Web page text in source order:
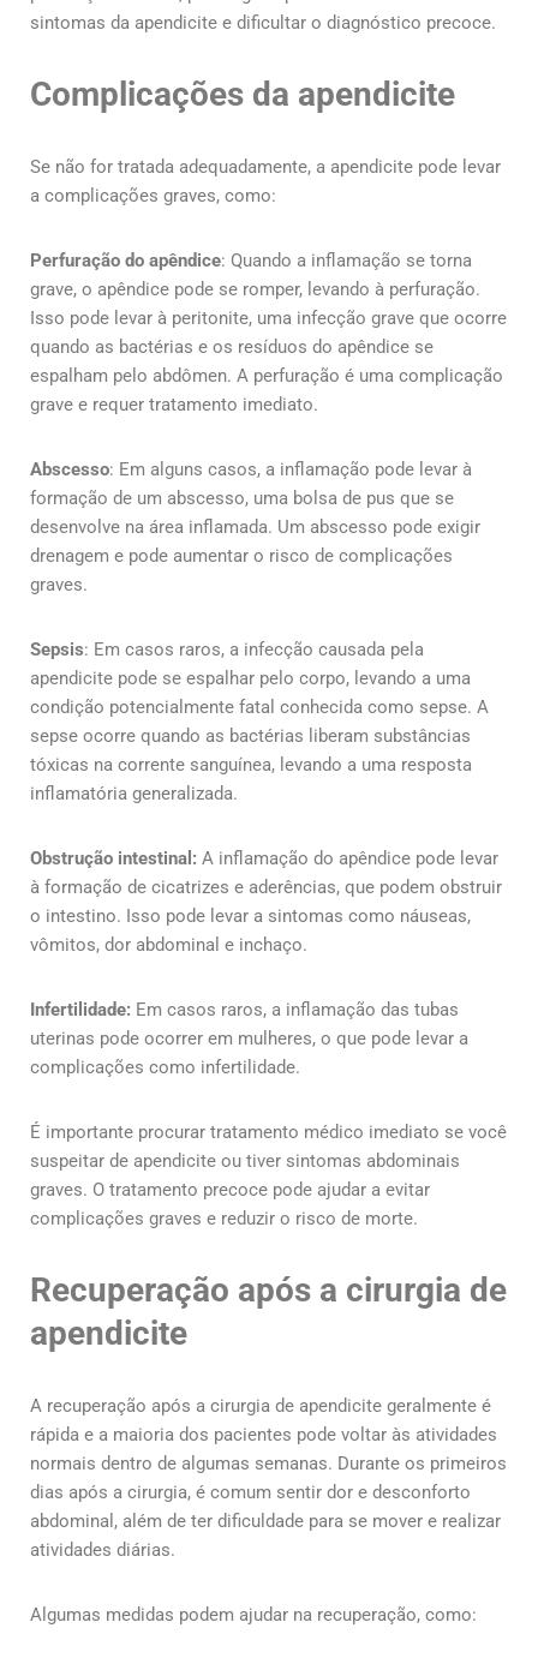
sintomas da apendicite e dificultar o diagnóstico precoce.
Complicações da apendicite
Se não for tratada adequadamente, a apendicite pode levar
a complicações graves, como:
Perfuração do apêndice: Quando a inflamação se torna
grave, o apêndice pode se romper, levando à perfuração.
Isso pode levar à peritonite, uma infecção grave que ocorre
quando as bactérias e os resíduos do apêndice se
espalham pelo abdômen. A perfuração é uma complicação
grave e requer tratamento imediato.
Abscesso: Em alguns casos, a inflamação pode levar à
formação de um abscesso, uma bolsa de pus que se
desenvolve na área inflamada. Um abscesso pode exigir
drenagem e pode aumentar o risco de complicações
graves.
Sepsis: Em casos raros, a infecção causada pela
apendicite pode se espalhar pelo corpo, levando a uma
condição potencialmente fatal conhecida como sepse. A
sepse ocorre quando as bactérias liberam substâncias
tóxicas na corrente sanguínea, levando a uma resposta
inflamatória generalizada.
Obstrução intestinal: A inflamação do apêndice pode levar
à formação de cicatrizes e aderências, que podem obstruir
o intestino. Isso pode levar a sintomas como náuseas,
vômitos, dor abdominal e inchaço.
Infertilidade: Em casos raros, a inflamação das tubas
uterinas pode ocorrer em mulheres, o que pode levar a
complicações como infertilidade.
É importante procurar tratamento médico imediato se você
suspeitar de apendicite ou tiver sintomas abdominais
graves. O tratamento precoce pode ajudar a evitar
complicações graves e reduzir o risco de morte.
Recuperação após a cirurgia de
apendicite
A recuperação após a cirurgia de apendicite geralmente é
rápida e a maioria dos pacientes pode voltar às atividades
normais dentro de algumas semanas. Durante os primeiros
dias após a cirurgia, é comum sentir dor e desconforto
abdominal, além de ter dificuldade para se mover e realizar
atividades diárias.
Algumas medidas podem ajudar na recuperação, como: